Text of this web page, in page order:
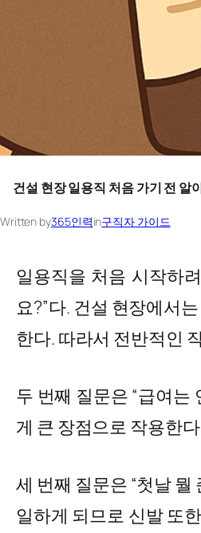
건설 현장 일용직 처음 가기 전 알
Written by365인력in구직자 가이드
일용직을 처음 시작하
요?”다. 건설 현장에서
한다. 따라서 전반적인
두 번째 질문은 “급여
게 큰 장점으로 작용한
세 번째 질문은 “첫날
일하게 되므로 신발 또